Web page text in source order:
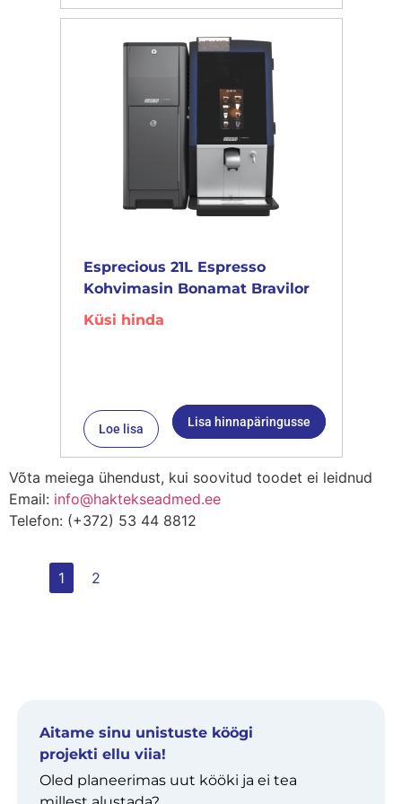
Esprecious 21L Espresso
Kohvimasin Bonamat Bravilor
Küsi hinda
Loe lisa Lisa hinnapäringusse
Võta meiega ühendust, kui soovitud toodet ei leidnud
Email: info@haktekseadmed.ee
Telefon: (+372) 53 44 8812
1 2
Aitame sinu unistuste köögi
projekti ellu viia!
Oled planeerimas uut kööki ja ei tea